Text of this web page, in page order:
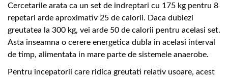
Cercetarile arata ca un set de indreptari cu 175 kg pentru 8
repetari arde aproximativ 25 de calorii. Daca dublezi
greutatea la 300 kg, vei arde 50 de calorii pentru acelasi set.
Asta inseamna o cerere energetica dubla in acelasi interval
de timp, alimentata in mare parte de sistemele anaerobe.
Pentru incepatorii care ridica greutati relativ usoare, acest